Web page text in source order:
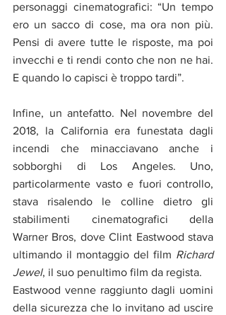
personaggi cinematografici: “Un tempo
ero un sacco di cose, ma ora non più.
Pensi di avere tutte le risposte, ma poi
invecchi e ti rendi conto che non ne hai.
E quando lo capisci è troppo tardi”.
Infine, un antefatto. Nel novembre del
2018, la California era funestata dagli
incendi che minacciavano anche i
sobborghi di Los Angeles. Uno,
particolarmente vasto e fuori controllo,
stava risalendo le colline dietro gli
stabilimenti cinematografici della
Warner Bros, dove Clint Eastwood stava
ultimando il montaggio del film Richard
Jewel, il suo penultimo film da regista.
Eastwood venne raggiunto dagli uomini
della sicurezza che lo invitano ad uscire